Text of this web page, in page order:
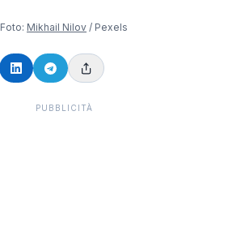
Foto: Mikhail Nilov / Pexels
PUBBLICITÀ